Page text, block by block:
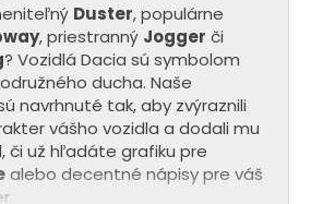
Duster, populárne
, priestranný Jogger či
? Vozidlá Dacia sú symbolom
ducha. Naše
navrhnuté tak, aby zvýraznili
vášho vozidla a dodali mu
či už hľadáte grafiku pre
alebo decentné nápisy pre váš